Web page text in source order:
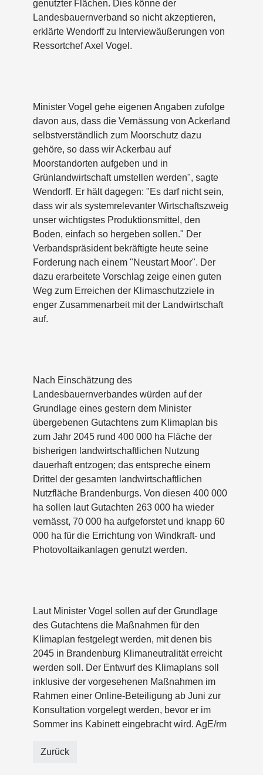
genutzter Flächen. Dies könne der
Landesbauernverband so nicht akzeptieren,
erklärte Wendorff zu Interviewäußerungen von
Ressortchef Axel Vogel.
Minister Vogel gehe eigenen Angaben zufolge
davon aus, dass die Vernässung von Ackerland
selbstverständlich zum Moorschutz dazu
gehöre, so dass wir Ackerbau auf
Moorstandorten aufgeben und in
Grünlandwirtschaft umstellen werden", sagte
Wendorff. Er hält dagegen: "Es darf nicht sein,
dass wir als systemrelevanter Wirtschaftszweig
unser wichtigstes Produktionsmittel, den
Boden, einfach so hergeben sollen." Der
Verbandspräsident bekräftigte heute seine
Forderung nach einem "Neustart Moor". Der
dazu erarbeitete Vorschlag zeige einen guten
Weg zum Erreichen der Klimaschutzziele in
enger Zusammenarbeit mit der Landwirtschaft
auf.
Nach Einschätzung des
Landesbauernverbandes würden auf der
Grundlage eines gestern dem Minister
übergebenen Gutachtens zum Klimaplan bis
zum Jahr 2045 rund 400 000 ha Fläche der
bisherigen landwirtschaftlichen Nutzung
dauerhaft entzogen; das entspreche einem
Drittel der gesamten landwirtschaftlichen
Nutzfläche Brandenburgs. Von diesen 400 000
ha sollen laut Gutachten 263 000 ha wieder
vernässt, 70 000 ha aufgeforstet und knapp 60
000 ha für die Errichtung von Windkraft- und
Photovoltaikanlagen genutzt werden.
Laut Minister Vogel sollen auf der Grundlage
des Gutachtens die Maßnahmen für den
Klimaplan festgelegt werden, mit denen bis
2045 in Brandenburg Klimaneutralität erreicht
werden soll. Der Entwurf des Klimaplans soll
inklusive der vorgesehenen Maßnahmen im
Rahmen einer Online-Beteiligung ab Juni zur
Konsultation vorgelegt werden, bevor er im
Sommer ins Kabinett eingebracht wird. AgE/rm
Zurück